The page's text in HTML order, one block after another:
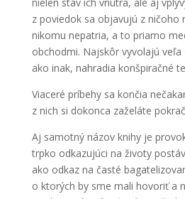
z poviedok sa objavujú z ničoho
nikomu nepatria, a to priamo
obchodmi. Najskôr vyvolajú
ako inak, nahradia konšpiračné
Viaceré príbehy sa končia
z nich si dokonca zaželáte
Aj samotný názov knihy je
trpko odkazujúci na životy
ako odkaz na časté
o ktorých by sme mali hovoriť a